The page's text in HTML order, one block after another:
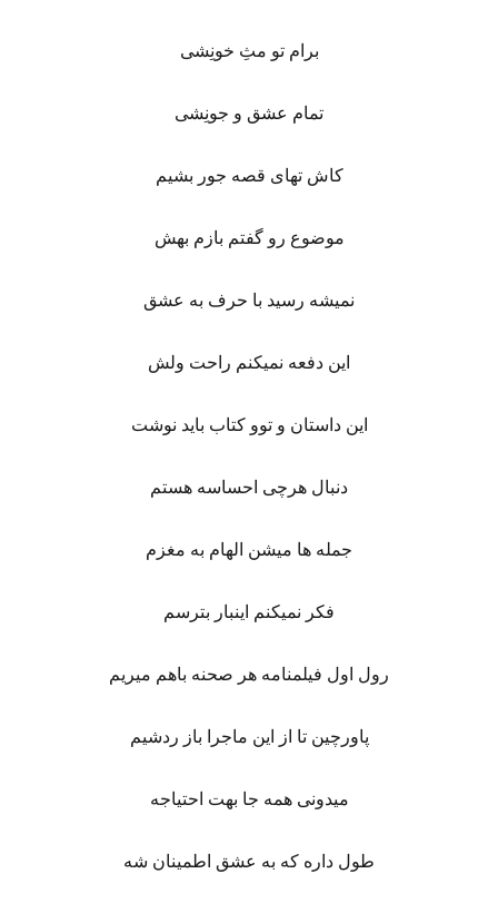
برام تو مثِ خونِشی
تمام عشق و جونِشی
کاش تهای قصه جور بشیم
موضوع رو گفتم بازم بهش
نمیشه رسید با حرف به عشق
این دفعه نمیکنم راحت ولش
این داستان و توو کتاب باید نوشت
دنبال هرچی احساسه هستم
جمله ها میشن الهام به مغزم
فکر نمیکنم اینبار بترسم
رول اول فیلمنامه هر صحنه باهم میریم
پاورچین تا از این ماجرا باز ردشیم
میدونی همه جا بهت احتیاجه
طول داره که به عشق اطمینان شه